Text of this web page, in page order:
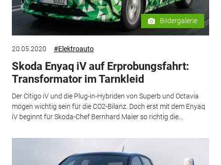
Bildergalerie
20.05.2020 #Elektroauto
Skoda Enyaq iV auf Erprobungsfahrt:
Transformator im Tarnkleid
Der Citigo iV und die Plug-in-Hybriden von Superb und Octavia
mögen wichtig sein für die CO2-Bilanz. Doch erst mit dem Enyaq
iV beginnt für Skoda-Chef Bernhard Maier so richtig die...